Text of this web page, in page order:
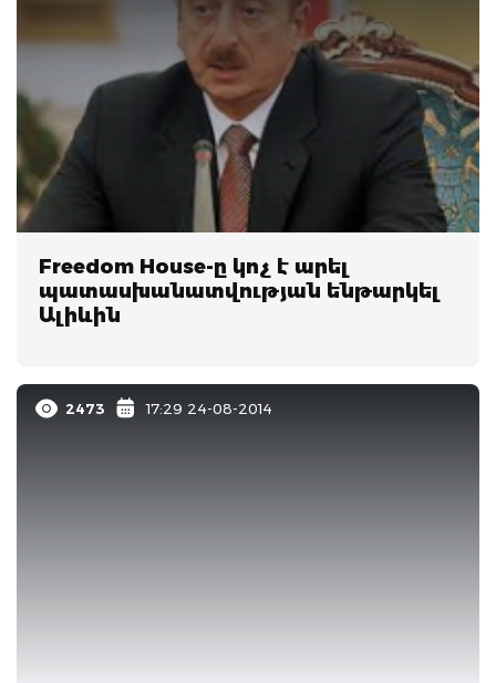
Freedom House-ը կոչ է արել
պատասխանատվության ենթարկել
Ալիևին
2473 17:29 24-08-2014